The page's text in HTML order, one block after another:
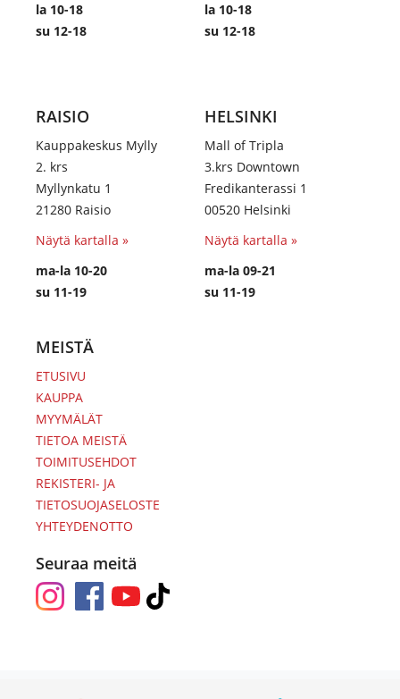
la 10-18
su 12-18
la 10-18
su 12-18
RAISIO
Kauppakeskus Mylly
2. krs
Myllynkatu 1
21280 Raisio
Näytä kartalla »
ma-la 10-20
su 11-19
HELSINKI
Mall of Tripla
3.krs Downtown
Fredikanterassi 1
00520 Helsinki
Näytä kartalla »
ma-la 09-21
su 11-19
MEISTÄ
ETUSIVU
KAUPPA
MYYMÄLÄT
TIETOA MEISTÄ
TOIMITUSEHDOT
REKISTERI- JA
TIETOSUOJASELOSTE
YHTEYDENOTTO
Seuraa meitä